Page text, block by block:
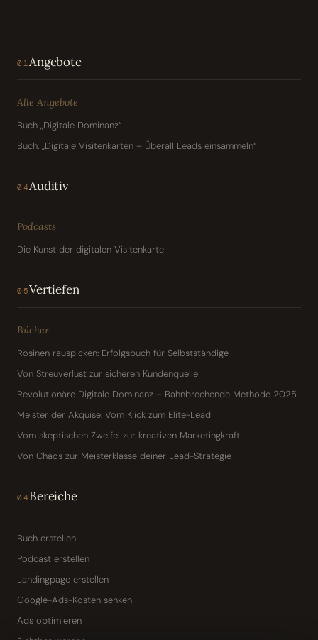
01 Angebote
Alle Angebote
Buch „Digitale Dominanz“
Buch: „Digitale Visitenkarten – Überall Leads einsammeln“
04Auditiv
Podcasts
Die Kunst der digitalen Visitenkarte
05Vertiefen
Bücher
Rosinen rauspicken: Erfolgsbuch für Selbstständige
Von Streuverlust zur sicheren Kundenquelle
Revolutionäre Digitale Dominanz – Bahnbrechende Methode 2025
Meister der Akquise: Vom Klick zum Elite-Lead
Vom skeptischen Zweifel zur kreativen Marketingkraft
Von Chaos zur Meisterklasse deiner Lead-Strategie
04Bereiche
Buch erstellen
Podcast erstellen
Landingpage erstellen
Google-Ads-Kosten senken
Ads optimieren